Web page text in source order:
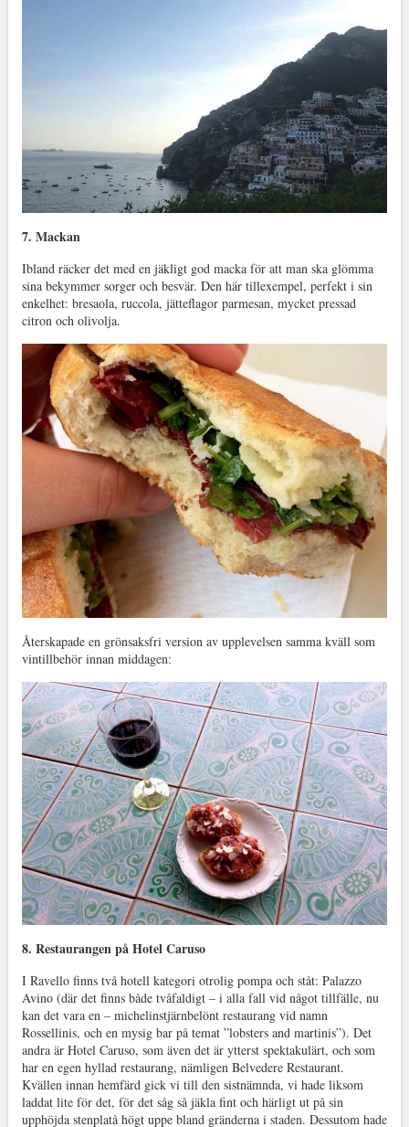
7. Mackan
Ibland räcker det med en jäkligt god macka för att man ska glömma
sina bekymmer sorger och besvär. Den här tillexempel, perfekt i sin
enkelhet: bresaola, ruccola, jätteflagor parmesan, mycket pressad
citron och olivolja.
Återskapade en grönsaksfri version av upplevelsen samma kväll som
vintillbehör innan middagen:
8. Restaurangen på Hotel Caruso
I Ravello finns två hotell kategori otrolig pompa och ståt: Palazzo
Avino (där det finns både tvåfaldigt – i alla fall vid något tillfälle, nu
kan det vara en – michelinstjärnbelönt restaurang vid namn
Rossellinis, och en mysig bar på temat ”lobsters and martinis”). Det
andra är Hotel Caruso, som även det är ytterst spektakulärt, och som
har en egen hyllad restaurang, nämligen Belvedere Restaurant.
Kvällen innan hemfärd gick vi till den sistnämnda, vi hade liksom
laddat lite för det, för det såg så jäkla fint och härligt ut på sin
upphöjda stenplatå högt uppe bland gränderna i staden. Dessutom hade